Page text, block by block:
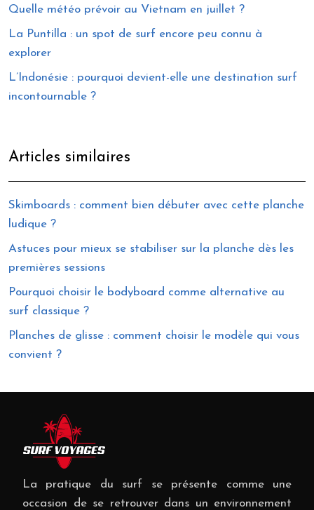
Quelle météo prévoir au Vietnam en juillet ?
La Puntilla : un spot de surf encore peu connu à
explorer
L’Indonésie : pourquoi devient-elle une destination surf
incontournable ?
Articles similaires
Skimboards : comment bien débuter avec cette planche
ludique ?
Astuces pour mieux se stabiliser sur la planche dès les
premières sessions
Pourquoi choisir le bodyboard comme alternative au
surf classique ?
Planches de glisse : comment choisir le modèle qui vous
convient ?
La pratique du surf se présente comme une
occasion de se retrouver dans un environnement